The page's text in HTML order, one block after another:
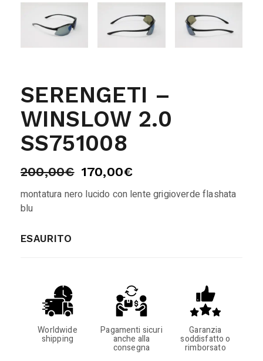
SERENGETI –
WINSLOW 2.0
SS751008
200,00€ 170,00€
montatura nero lucido con lente grigioverde flashata
blu
ESAURITO
Worldwide
shipping
Pagamenti sicuri
anche alla
consegna
Garanzia
soddisfatto o
rimborsato